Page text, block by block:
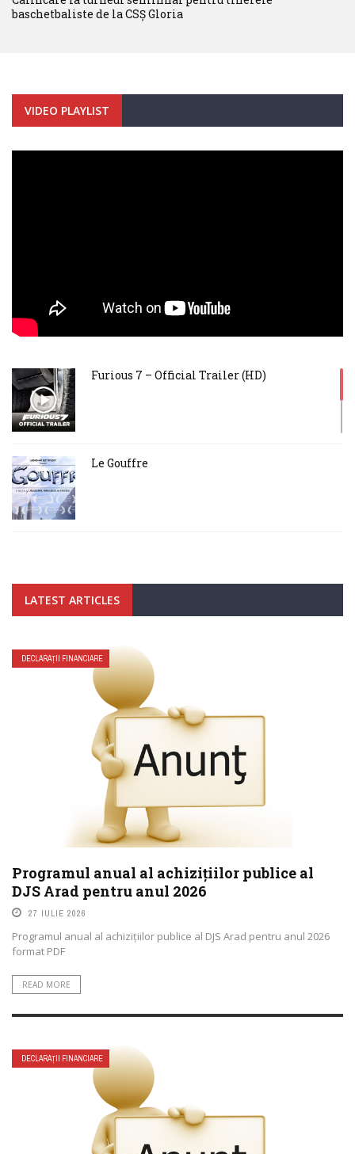
baschetbaliste de la CSȘ Gloria
VIDEO PLAYLIST
Furious 7 – Official Trailer (HD)
Le Gouffre
Seasons
Pigeon Vs Robin – Christmas 2014
Cupido – Love is blind 3d animation short
film hd
LATEST ARTICLES
DECLARAȚII FINANCIARE
Programul anual al achizițiilor publice al
DJS Arad pentru anul 2026
27 IULIE 2026
Programul anual al achizițiilor publice al DJS Arad pentru anul 2026
format PDF
READ MORE
DECLARAȚII FINANCIARE